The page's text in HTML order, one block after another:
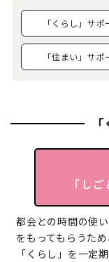
「くらし」サポ
「住まい」サポ
都会との時間の使
をもってもらうた
「くらし」を一定